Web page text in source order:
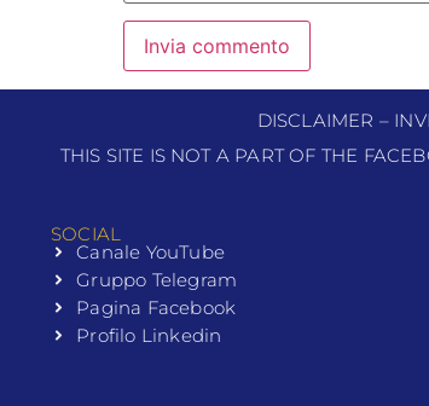
DISCLAIMER –
THIS SITE IS NOT A PART OF THE
SOCIAL
Canale YouTube
Gruppo Telegram
Pagina Facebook
Profilo Linkedin